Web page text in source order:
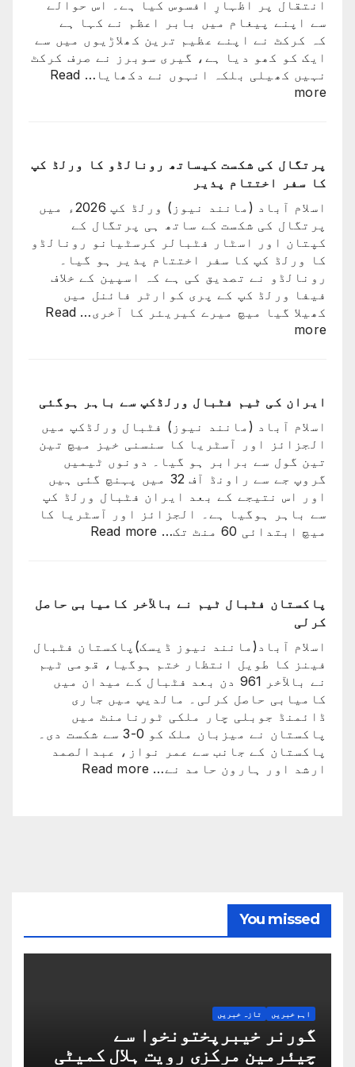
کھیلے
گا
وہ
ٹیم
میں
انتقال پر اظہارِ افسوس کیا ہے۔ اس حوالے
سے اپنے پیغام میں بابر اعظم نے کہا ہے
کہ کرکٹ نے اپنے عظیم ترین کھلاڑیوں میں سے
ایک کو کھو دیا ہے، گیری سوبرز نے صرف کرکٹ
نہیں کھیلی بلکہ انہوں نے دکھایا… Read
more
:
عظیم
ترین
کھلاڑیوں
میں
سے
ایک
کو
کھو
دیا:
بابر
اعظم
پرتگال کی شکست کیساتھ رونالڈو کا ورلڈ کپ
کا سفر اختتام پذیر
اسلام آباد (مانند نیوز) ورلڈ کپ 2026ء میں
پرتگال کی شکست کے ساتھ ہی پرتگال کے
کپتان اور اسٹار فٹبالر کرسٹیانو رونالڈو
کا ورلڈ کپ کا سفر اختتام پذیر ہو گیا۔
رونالڈو نے تصدیق کی ہے کہ اسپین کے خلاف
فیفا ورلڈ کپ کے پری کوارٹر فائنل میں
کھیلا گیا میچ میرے کیریئر کا آخری… Read
more
:
کیساتھ
کا
ورلڈ
کپ
کا
سفر
اختتام
پذیر
ایران کی ٹیم فٹبال ورلڈکپ سے باہر ہوگئی
اسلام آباد (مانند نیوز) فٹبال ورلڈکپ میں
الجزائز اور آسٹریا کا سنسنی خیز میچ تین
تین گول سے برابر ہو گیا۔ دونوں ٹیمیں
گروپ جے سے راونڈ آف 32 میں پہنچ گئی ہیں
اور اس نتیجے کے بعد ایران فٹبال ورلڈ کپ
سے باہر ہوگیا ہے۔ الجزائز اور آسٹریا کا
میچ ابتدائی 60 منٹ تک…
Read more
فٹبال
باہر
ہوگئی
پاکستان فٹبال ٹیم نے بالآخر کامیابی حاصل
کرلی
اسلام آباد(مانند نیوز ڈیسک)پاکستان فٹبال
فینز کا طویل انتظار ختم ہوگیا، قومی ٹیم
نے بالآخر 961 دن بعد فٹبال کے میدان میں
کامیابی حاصل کرلی۔ مالدیپ میں جاری
ڈائمنڈ جوبلی چار ملکی ٹورنامنٹ میں
پاکستان نے میزبان ملک کو 0-3 سے شکست دی۔
پاکستان کے جانب سے عمر نواز، عبدالصمد
ارشد اور ہارون حامد نے… Read more
:
You missed
اہم خبریں تازہ خبریں
گورنر خیبرپختونخوا سے
چیئرمین مرکزی رویت ہلال کمیٹی